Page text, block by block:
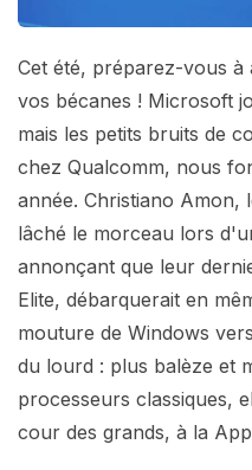
Cet été, préparez-vous à
vos bécanes ! Microsoft
mais les petits bruits de
chez Qualcomm, nous
année. Christiano Amon,
lâché le morceau lors
annonçant que leur
Elite, débarquerait en
mouture de Windows
du lourd : plus balèze et
processeurs classiques,
cour des grands, à la